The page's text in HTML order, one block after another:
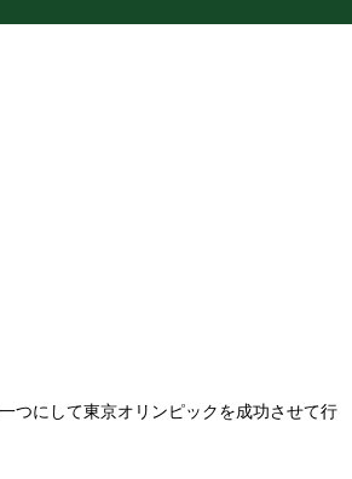
つにして東京オリンピックを成功させて行